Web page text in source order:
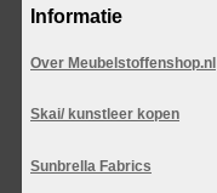
Informatie
Over Meubelstoffenshop.nl
Skai/ kunstleer kopen
Sunbrella Fabrics